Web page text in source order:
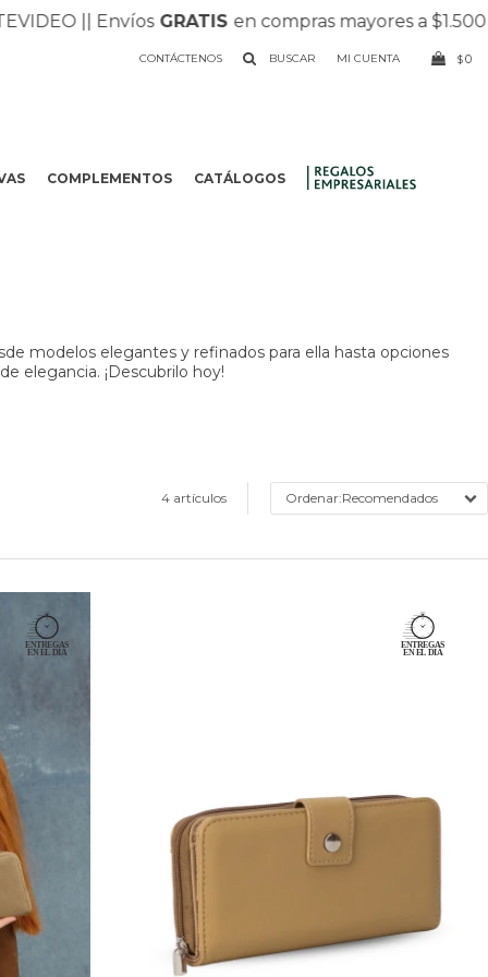
|| EnvíosGRATISen compras mayores a $1.500 ||
COMPLEMENTOS CATÁLOGOS
CONTÁCTENOS $0
modelos elegantes y refinados para ella hasta opciones
elegancia. ¡Descubrilo hoy!
4 artículos Recomendados